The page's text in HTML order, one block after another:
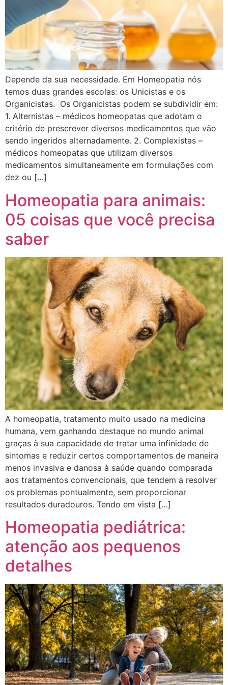
Depende da sua necessidade. Em Homeopatia nós
temos duas grandes escolas: os Unicistas e os
Organicistas. Os Organicistas podem se subdividir em:
1. Alternistas – médicos homeopatas que adotam o
critério de prescrever diversos medicamentos que vão
sendo ingeridos alternadamente. 2. Complexistas –
médicos homeopatas que utilizam diversos
medicamentos simultaneamente em formulações com
dez ou […]
Homeopatia para animais:
05 coisas que você precisa
saber
A homeopatia, tratamento muito usado na medicina
humana, vem ganhando destaque no mundo animal
graças à sua capacidade de tratar uma infinidade de
sintomas e reduzir certos comportamentos de maneira
menos invasiva e danosa à saúde quando comparada
aos tratamentos convencionais, que tendem a resolver
os problemas pontualmente, sem proporcionar
resultados duradouros. Tendo em vista […]
Homeopatia pediátrica:
atenção aos pequenos
detalhes